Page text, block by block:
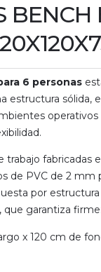
BENCH
6 personas
estructura sólida,
trabajo fabricadas
de PVC de 2 mm
por
garantiza
x 120 cm de